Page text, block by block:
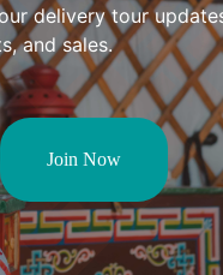
delivery tour
and sales.